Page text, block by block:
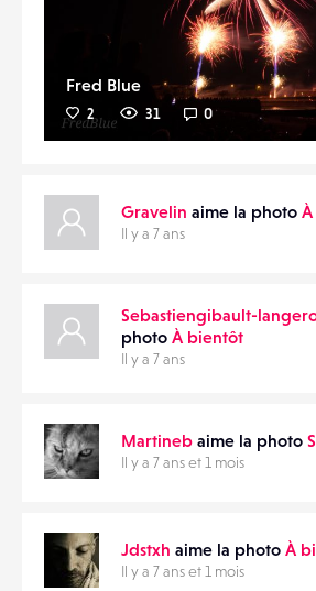
Fred Blue
2 31 0
Gravelin aime la photo
Il y a 7 ans
Sebastiengibault-
photo À bientôt
Il y a 7 ans
Martineb aime la photo
Il y a 7 ans et 1 mois
Jdstxh aime la photo À
Il y a 7 ans et 1 mois